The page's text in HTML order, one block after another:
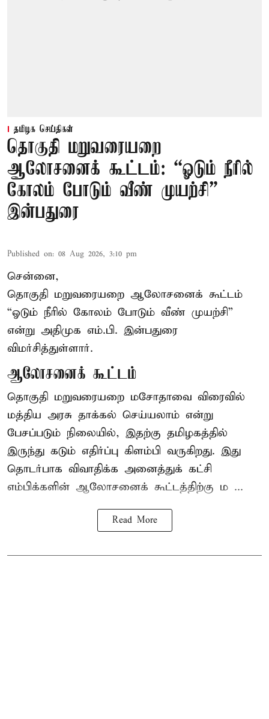
தமிழக செய்திகள்
தொகுதி மறுவரையறை
ஆலோசனைக் கூட்டம்: “ஓடும் நீரில்
கோலம் போடும் வீண் முயற்சி” –
இன்பதுரை
Published on: 08 Aug 2026, 3:10 pm
சென்னை,
தொகுதி மறுவரையறை ஆலோசனைக் கூட்டம்
“ஓடும் நீரில் கோலம் போடும் வீண் முயற்சி”
என்று அதிமுக எம்.பி. இன்பதுரை
விமர்சித்துள்ளார்.
ஆலோசனைக் கூட்டம்
தொகுதி மறுவரையறை மசோதாவை விரைவில்
மத்திய அரசு தாக்கல் செய்யலாம் என்று
பேசப்படும் நிலையில், இதற்கு தமிழகத்தில்
இருந்து கடும் எதிர்ப்பு கிளம்பி வருகிறது. இது
தொடர்பாக விவாதிக்க அனைத்துக் கட்சி
எம்பிக்களின் ஆலோசனைக் கூட்டத்திற்கு ம ...
Read More